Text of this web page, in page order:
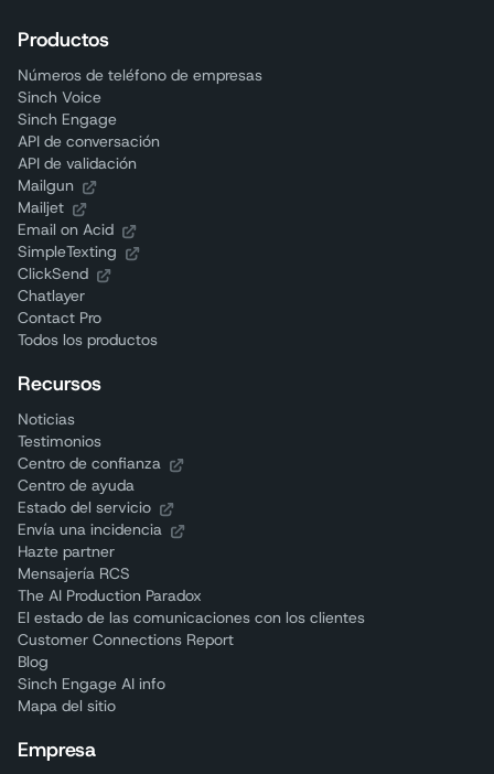
Productos
Números de teléfono de empresas
Sinch Voice
Sinch Engage
API de conversación
API de validación
Mailgun
Mailjet
Email on Acid
SimpleTexting
ClickSend
Chatlayer
Contact Pro
Todos los productos
Recursos
Noticias
Testimonios
Centro de confianza
Centro de ayuda
Estado del servicio
Envía una incidencia
Hazte partner
Mensajería RCS
The AI Production Paradox
El estado de las comunicaciones con los clientes
Customer Connections Report
Blog
Sinch Engage AI info
Mapa del sitio
Empresa